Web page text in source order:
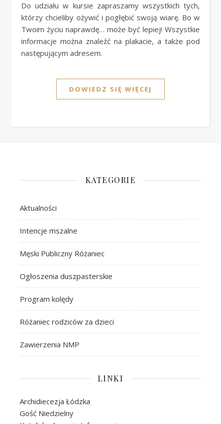
Do udziału w kursie zapraszamy wszystkich tych,
którzy chcieliby ożywić i pogłębić swoją wiarę. Bo w
Twoim życiu naprawdę… może być lepiej! Wszystkie
informacje można znaleźć na plakacie, a także pod
następującym adresem.
DOWIEDZ SIĘ WIĘCEJ
KATEGORIE
Aktualności
Intencje mszalne
Męski Publiczny Różaniec
Ogłoszenia duszpasterskie
Program kolędy
Różaniec rodziców za dzieci
Zawierzenia NMP
LINKI
Archidiecezja Łódzka
Gość Niedzielny